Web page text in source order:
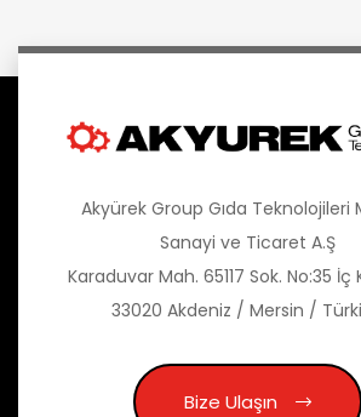
Akyürek Group Gıda Teknolojileri
Sanayi ve Ticaret A.Ş
Karaduvar Mah. 65117 Sok. No:35 İç
33020 Akdeniz / Mersin /
Bize Ulaşın